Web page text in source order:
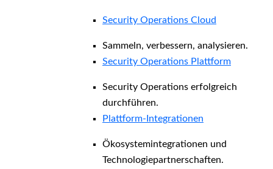
Security Operations Cloud
Sammeln, verbessern, analysieren.
Security Operations Plattform
Security Operations erfolgreich
durchführen.
Plattform-Integrationen
Ökosystemintegrationen und
Technologiepartnerschaften.